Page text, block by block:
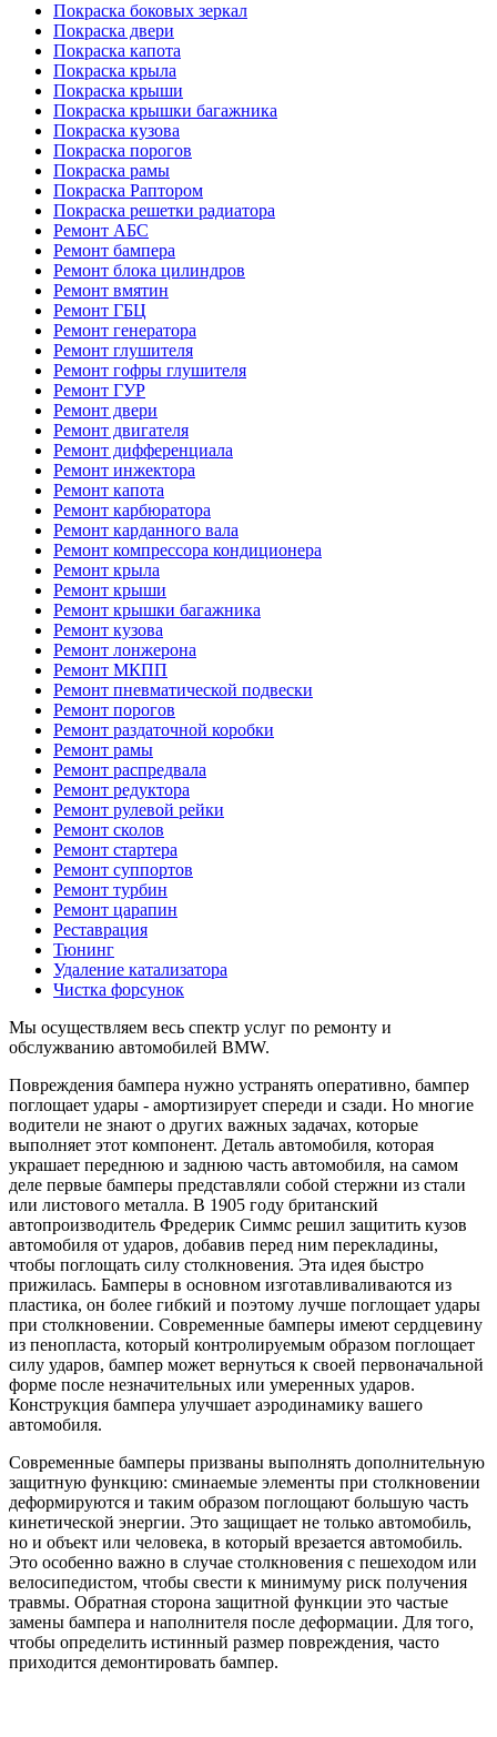
Покраска боковых зеркал
Покраска двери
Покраска капота
Покраска крыла
Покраска крыши
Покраска крышки багажника
Покраска кузова
Покраска порогов
Покраска рамы
Покраска Раптором
Покраска решетки радиатора
Ремонт АБС
Ремонт бампера
Ремонт блока цилиндров
Ремонт вмятин
Ремонт ГБЦ
Ремонт генератора
Ремонт глушителя
Ремонт гофры глушителя
Ремонт ГУР
Ремонт двери
Ремонт двигателя
Ремонт дифференциала
Ремонт инжектора
Ремонт капота
Ремонт карбюратора
Ремонт карданного вала
Ремонт компрессора кондиционера
Ремонт крыла
Ремонт крыши
Ремонт крышки багажника
Ремонт кузова
Ремонт лонжерона
Ремонт МКПП
Ремонт пневматической подвески
Ремонт порогов
Ремонт раздаточной коробки
Ремонт рамы
Ремонт распредвала
Ремонт редуктора
Ремонт рулевой рейки
Ремонт сколов
Ремонт стартера
Ремонт суппортов
Ремонт турбин
Ремонт царапин
Реставрация
Тюнинг
Удаление катализатора
Чистка форсунок
Мы осуществляем весь спектр услуг по ремонту и
обслужванию автомобилей BMW.
Повреждения бампера нужно устранять оперативно, бампер
поглощает удары - амортизирует спереди и сзади. Но многие
водители не знают о других важных задачах, которые
выполняет этот компонент. Деталь автомобиля, которая
украшает переднюю и заднюю часть автомобиля, на самом
деле первые бамперы представляли собой стержни из стали
или листового металла. В 1905 году британский
автопроизводитель Фредерик Симмс решил защитить кузов
автомобиля от ударов, добавив перед ним перекладины,
чтобы поглощать силу столкновения. Эта идея быстро
прижилась. Бамперы в основном изготавливаливаются из
пластика, он более гибкий и поэтому лучше поглощает удары
при столкновении. Современные бамперы имеют сердцевину
из пенопласта, который контролируемым образом поглощает
силу ударов, бампер может вернуться к своей первоначальной
форме после незначительных или умеренных ударов.
Конструкция бампера улучшает аэродинамику вашего
автомобиля.
Современные бамперы призваны выполнять дополнительную
защитную функцию: сминаемые элементы при столкновении
деформируются и таким образом поглощают большую часть
кинетической энергии. Это защищает не только автомобиль,
но и объект или человека, в который врезается автомобиль.
Это особенно важно в случае столкновения с пешеходом или
велосипедистом, чтобы свести к минимуму риск получения
травмы. Обратная сторона защитной функции это частые
замены бампера и наполнителя после деформации. Для того,
чтобы определить истинный размер повреждения, часто
приходится демонтировать бампер.